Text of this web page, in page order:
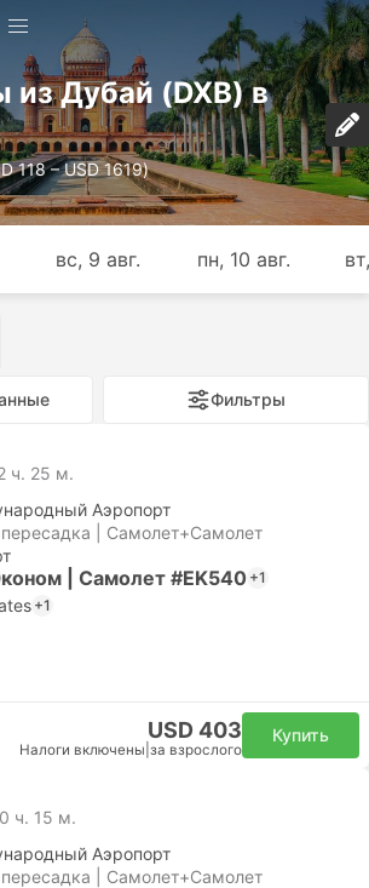
из Дубай (DXB) в
118 – USD 1619)
вс, 9 авг. пн, 10 авг.
Фильтры
ч. 25 м.
Аэропорт
| Самолет+Самолет
| Самолет #EK540 +1
+1
USD 403
Налоги включены за взрослого
Купить
ч. 15 м.
Аэропорт
| Самолет+Самолет